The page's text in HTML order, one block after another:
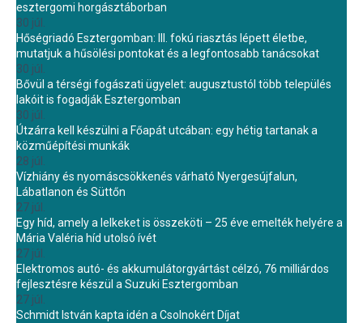
esztergomi horgásztáborban
30 júl.
Hőségriadó Esztergomban: III. fokú riasztás lépett életbe,
mutatjuk a hűsölési pontokat és a legfontosabb tanácsokat
30 júl.
Bővül a térségi fogászati ügyelet: augusztustól több település
lakóit is fogadják Esztergomban
30 júl.
Útzárra kell készülni a Főapát utcában: egy hétig tartanak a
közműépítési munkák
28 júl.
Vízhiány és nyomáscsökkenés várható Nyergesújfalun,
Lábatlanon és Süttőn
27 júl.
Egy híd, amely a lelkeket is összeköti – 25 éve emelték helyére a
Mária Valéria híd utolsó ívét
27 júl.
Elektromos autó- és akkumulátorgyártást célzó, 76 milliárdos
fejlesztésre készül a Suzuki Esztergomban
27 júl.
Schmidt István kapta idén a Csolnokért Díjat